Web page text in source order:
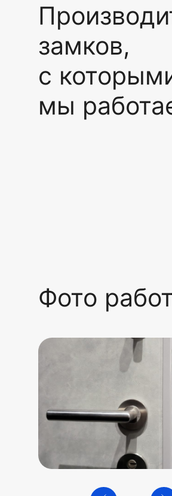
замков,
с
мы
Фото работ